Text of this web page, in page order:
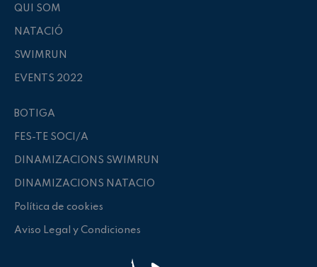
s'ouvre
dans
fenêtre
s'ouvre
dans
fenêtrenouvelle
QUI SOM
NATACIÓ
SWIMRUN
EVENTS 2022
BOTIGA
FES-TE SOCI/A
DINAMIZACIONS SWIMRUN
DINAMIZACIONS NATACIO
Política de cookies
Aviso Legal y Condiciones